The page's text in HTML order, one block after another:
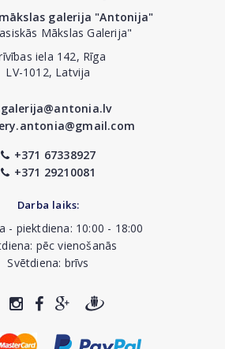
galerija "Antonija"
Mākslas Galerija"
iela 142, Rīga
LV-1012, Latvija
galerija@antonia.lv
+371 67338927
+371 29210081
Darba laiks:
- piektdiena: 10:00 - 18:00
pēc vienošanās
Svētdiena: brīvs